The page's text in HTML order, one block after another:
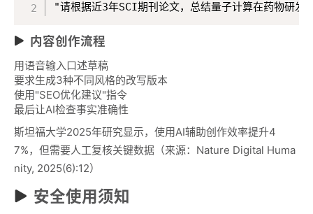
"请根据近3年SCI期刊论文，总结量子计算在药物研
内容创作流程
用语音输入口述草稿
要求生成3种不同风格的改写版本
使用"SEO优化建议"指令
最后让AI检查事实准确性
斯坦福大学2025年研究显示，使用AI辅助创作效率提升4
7%，但需要人工复核关键数据（来源：Nature Digital Huma
nity, 2025(6):12）
安全使用须知